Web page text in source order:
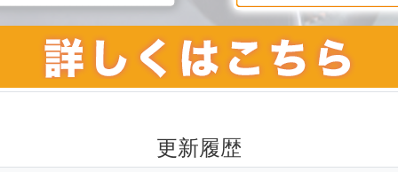
更新履歴